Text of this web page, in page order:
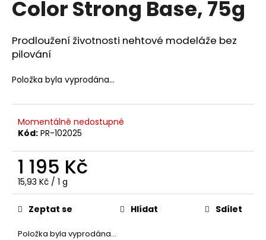
Color Strong Base, 75g
Prodloužení životnosti nehtové modeláže bez
pilování
Položka byla vyprodána…
Momentálně nedostupné
Kód: PR-102025
1 195 Kč
Měrná
cena:
15,93 Kč / 1 g
Položka byla vyprodána…
Zeptat se Hlídat Sdílet
a
í
t
?
D
o
p
o